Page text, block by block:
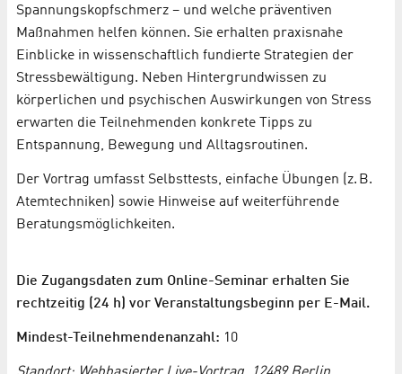
Spannungskopfschmerz – und welche präventiven
Maßnahmen helfen können. Sie erhalten praxisnahe
Einblicke in wissenschaftlich fundierte Strategien der
Stressbewältigung. Neben Hintergrundwissen zu
körperlichen und psychischen Auswirkungen von Stress
erwarten die Teilnehmenden konkrete Tipps zu
Entspannung, Bewegung und Alltagsroutinen.
Der Vortrag umfasst Selbsttests, einfache Übungen (z. B.
Atemtechniken) sowie Hinweise auf weiterführende
Beratungsmöglichkeiten.
Die Zugangsdaten zum Online-Seminar erhalten Sie
rechtzeitig (24 h) vor Veranstaltungsbeginn per E-Mail.
Mindest-Teilnehmendenanzahl: 10